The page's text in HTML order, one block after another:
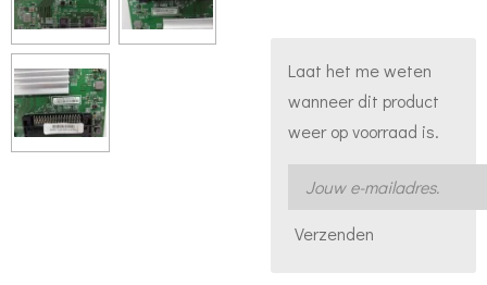
Laat het me weten
wanneer dit product
weer op voorraad is.
Verzenden